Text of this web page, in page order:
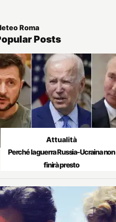
Roma
Posts
Attualità
Perché la guerra Russia-Ucraina non
finirà presto